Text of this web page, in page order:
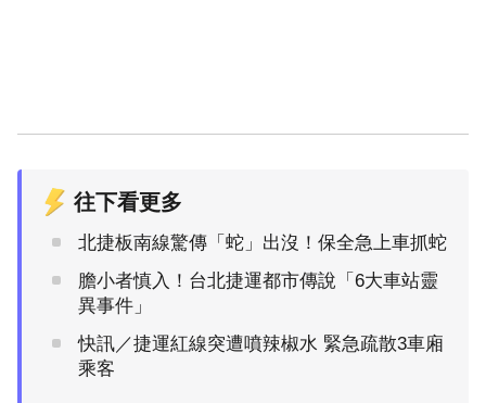
往下看更多
北捷板南線驚傳「蛇」出沒！保全急上車抓蛇
膽小者慎入！台北捷運都市傳說「6大車站靈
異事件」
快訊／捷運紅線突遭噴辣椒水 緊急疏散3車廂
乘客